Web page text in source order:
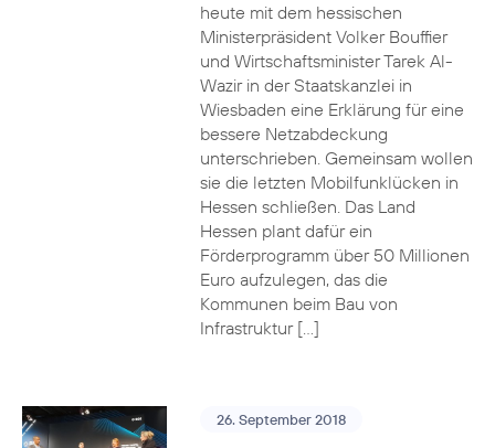
heute mit dem hessischen
Ministerpräsident Volker Bouffier
und Wirtschaftsminister Tarek Al-
Wazir in der Staatskanzlei in
Wiesbaden eine Erklärung für eine
bessere Netzabdeckung
unterschrieben. Gemeinsam wollen
sie die letzten Mobilfunklücken in
Hessen schließen. Das Land
Hessen plant dafür ein
Förderprogramm über 50 Millionen
Euro aufzulegen, das die
Kommunen beim Bau von
Infrastruktur […]
26. September 2018